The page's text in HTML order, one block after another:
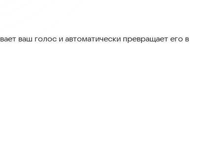
ваш голос и автоматически превращает его в
быстрые идеи. Красивая визуализация